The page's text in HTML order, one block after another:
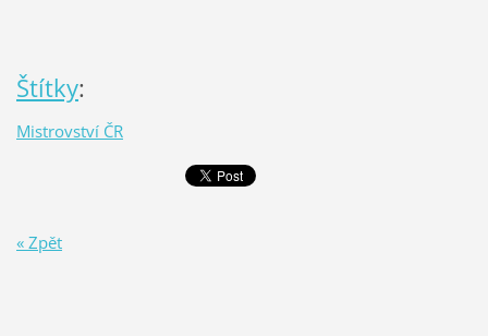
Štítky:
Mistrovství ČR
« Zpět